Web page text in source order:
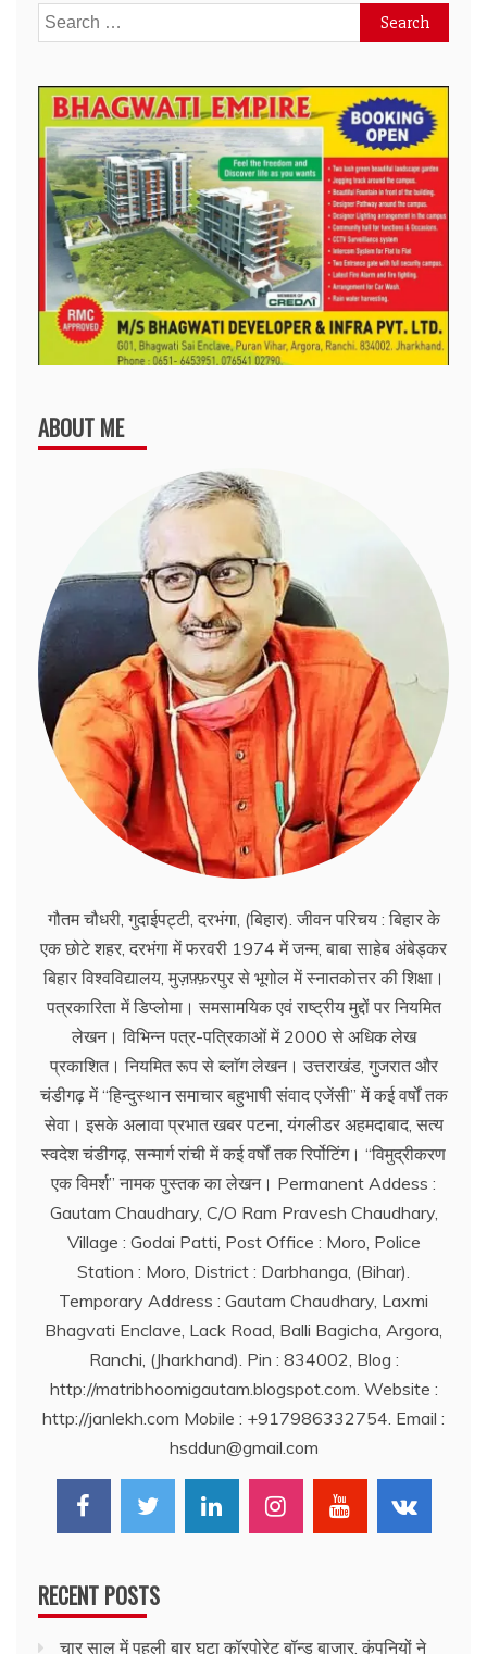
Search
for:
ABOUT ME
गौतम चौधरी, गुदाईपट्टी, दरभंगा, (बिहार). जीवन परिचय : बिहार के
एक छोटे शहर, दरभंगा में फरवरी 1974 में जन्म, बाबा साहेब अंबेड्कर
बिहार विश्वविद्यालय, मुज़फ़्फ़रपुर से भूगोल में स्नातकोत्तर की शिक्षा।
पत्रकारिता में डिप्लोमा। समसामयिक एवं राष्ट्रीय मुद्दों पर नियमित
लेखन। विभिन्न पत्र-पत्रिकाओं में 2000 से अधिक लेख
प्रकाशित। नियमित रूप से ब्लाॅग लेखन। उत्तराखंड, गुजरात और
चंडीगढ़ में ‘‘हिन्दुस्थान समाचार बहुभाषी संवाद एजेंसी’’ में कई वर्षों तक
सेवा। इसके अलावा प्रभात खबर पटना, यंगलीडर अहमदाबाद, सत्य
स्वदेश चंडीगढ़, सन्मार्ग रांची में कई वर्षों तक रिर्पोटिंग। ‘‘विमुद्रीकरण
एक विमर्श’’ नामक पुस्तक का लेखन। Permanent Addess :
Gautam Chaudhary, C/O Ram Pravesh Chaudhary,
Village : Godai Patti, Post Office : Moro, Police
Station : Moro, District : Darbhanga, (Bihar).
Temporary Address : Gautam Chaudhary, Laxmi
Bhagvati Enclave, Lack Road, Balli Bagicha, Argora,
Ranchi, (Jharkhand). Pin : 834002, Blog :
http://matribhoomigautam.blogspot.com. Website :
http://janlekh.com Mobile : +917986332754. Email :
hsddun@gmail.com
RECENT POSTS
चार साल में पहली बार घटा कॉरपोरेट बॉन्ड बाजार, कंपनियों ने